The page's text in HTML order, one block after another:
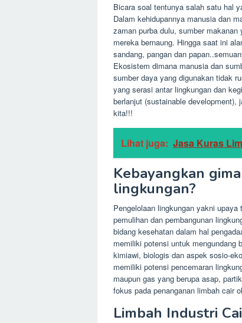
Bicara soal tentunya salah satu hal
Dalam kehidupannya manusia dan
zaman purba dulu, sumber
mereka bernaung. Hingga saat ini
sandang, pangan dan
Ekosistem dimana manusia dan
sumber daya yang digunakan tidak
yang serasi antar lingkungan dan
berlanjut (sustainable development),
kita!!!
Lihat juga: Jasa Kuras
Kebayangkan
lingkungan?
Pengelolaan lingkungan yakni
pemulihan dan pembangunan
bidang kesehatan dalam hal
memiliki potensi untuk mengundang
kimiawi, biologis dan aspek sosio-
memiliki potensi pencemaran
maupun gas yang berupa asap,
fokus pada penanganan limbah cair
Limbah Industri